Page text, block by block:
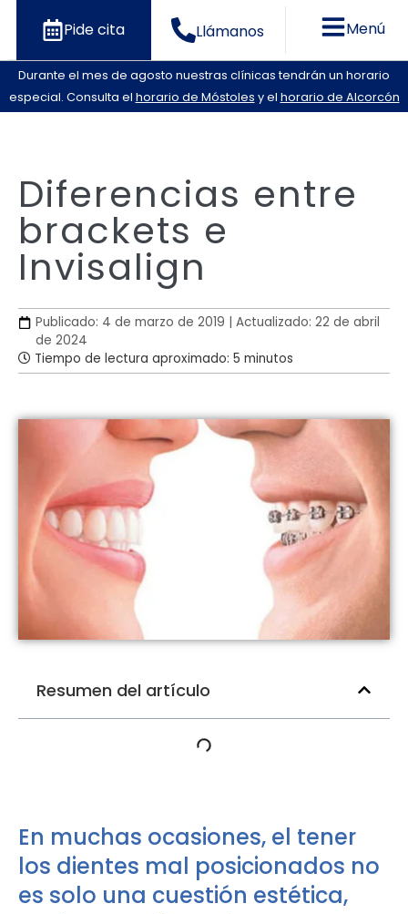
Llámanos
Pide cita Menú
Durante el mes de agosto nuestras clínicas tendrán un horario
especial. Consulta el horario de Móstoles y el horario de Alcorcón
Diferencias entre
brackets e
Invisalign
Publicado: 4 de marzo de 2019 | Actualizado: 22 de abril
de 2024
Tiempo de lectura aproximado: 5 minutos
Resumen del artículo
En muchas ocasiones, el tener
los dientes mal posicionados no
es solo una cuestión estética,